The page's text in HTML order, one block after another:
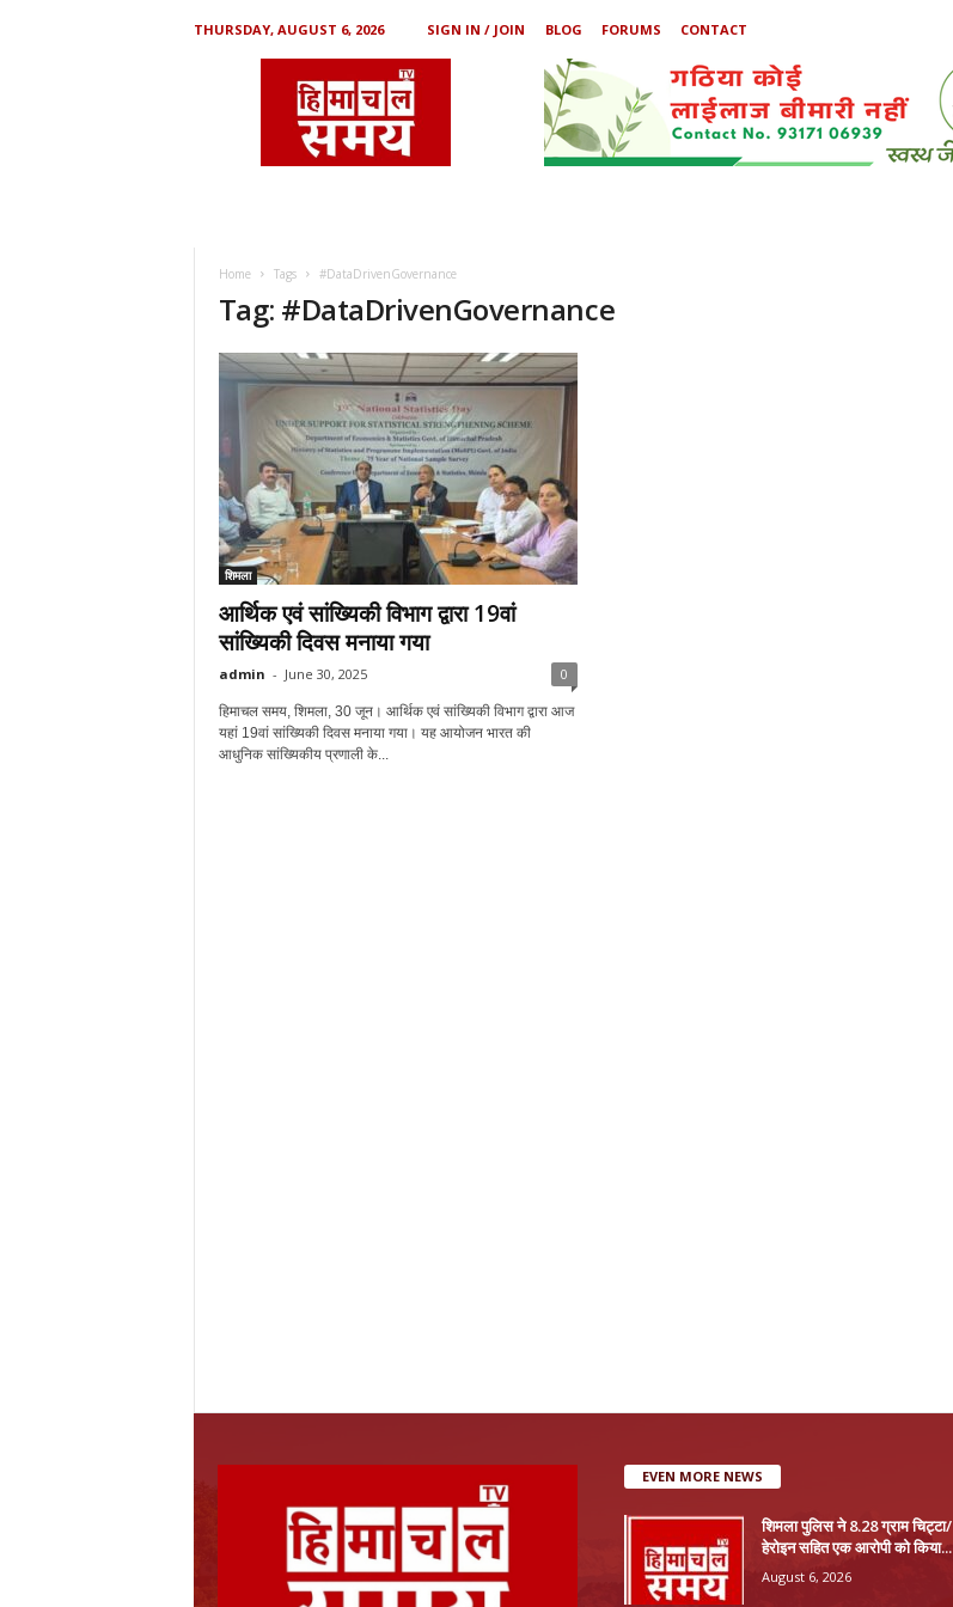
THURSDAY, AUGUST 6, 2026 SIGN IN / JOIN BLOG FORUMS
CONTACT
Home Tags #DataDrivenGovernance
Tag: #DataDrivenGovernance
शिमला
आर्थिक एवं सांख्यिकी विभाग द्वारा 19वां
सांख्यिकी दिवस मनाया गया
admin - June 30, 2025 0
हिमाचल समय, शिमला, 30 जून। आर्थिक एवं सांख्यिकी विभाग द्वारा आज
यहां 19वां सांख्यिकी दिवस मनाया गया। यह आयोजन भारत की
आधुनिक सांख्यिकीय प्रणाली के...
EVEN MORE NEWS
शिमला पुलिस ने 8.28 ग्राम चिट्टा/
हेरोइन सहित एक आरोपी को किया...
August 6, 2026